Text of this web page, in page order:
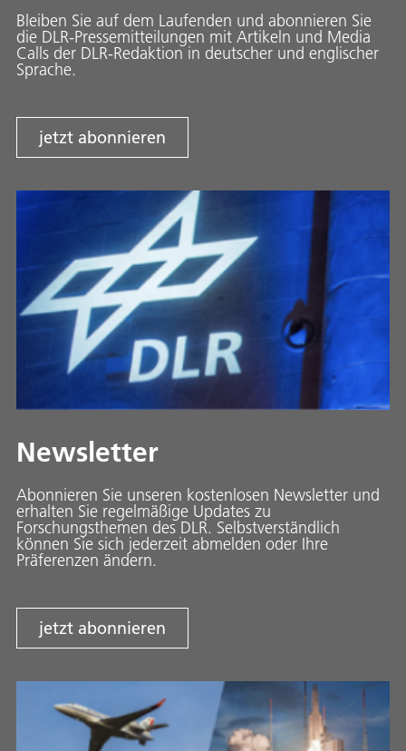
Bleiben Sie auf dem Laufenden und abonnieren Sie
die DLR-Pressemitteilungen mit Artikeln und Media
Calls der DLR-Redaktion in deutscher und englischer
Sprache.
jetzt abonnieren
Newsletter
Abonnieren Sie unseren kostenlosen Newsletter und
erhalten Sie regelmäßige Updates zu
Forschungsthemen des DLR. Selbstverständlich
können Sie sich jederzeit abmelden oder Ihre
Präferenzen ändern.
jetzt abonnieren